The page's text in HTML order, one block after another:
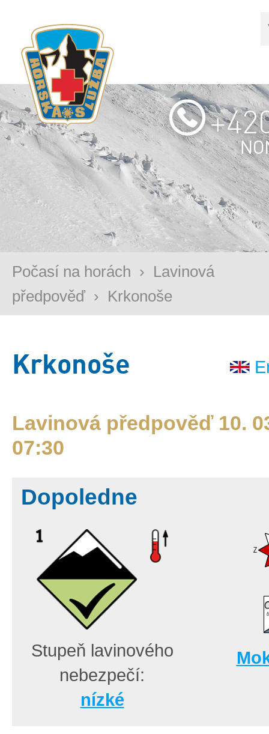
Počasí na horách › Lavinová
předpověď › Krkonoše
Krkonoše
Lavinová předpověď 10.
07:30
Dopoledne
Stupeň lavinového
nebezpečí:
nízké